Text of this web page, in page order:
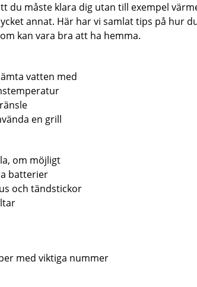
du måste klara dig utan till exempel
annat. Här har vi samlat tips på hur
kan vara bra att ha hemma.
vatten med
en grill
om möjligt
batterier
och tändstickor
med viktiga nummer